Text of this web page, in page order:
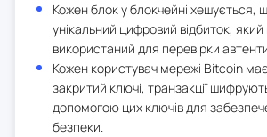
Кожен блок у блокчейні хешується,
унікальний цифровий відбиток,
використаний для перевірки
Кожен користувач мережі Bitcoin має
закритий ключі, транзакції
допомогою цих ключів для
безпеки.